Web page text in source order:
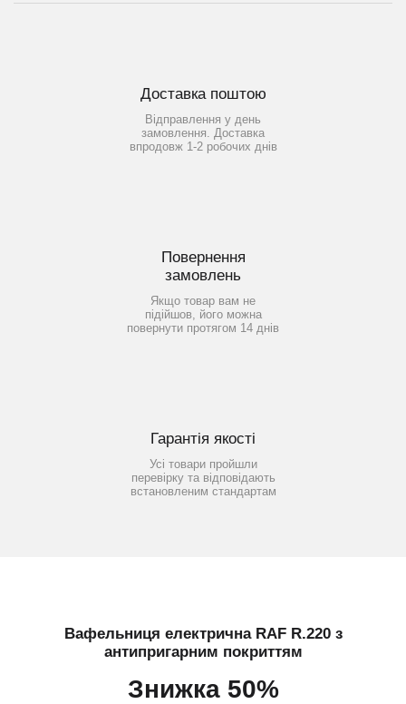
Доставка поштою
Відправлення у день
замовлення. Доставка
впродовж 1-2 робочих днів
Повернення
замовлень
Якщо товар вам не
підійшов, його можна
повернути протягом 14 днів
Гарантія якості
Усі товари пройшли
перевірку та відповідають
встановленим стандартам
Вафельниця електрична RAF R.220 з
антипригарним покриттям
Знижка 50%